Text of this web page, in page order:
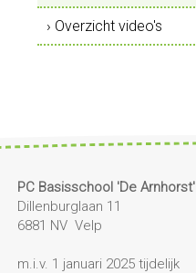
› Overzicht video's
PC Basisschool 'De Arnhorst'
Dillenburglaan 11
6881 NV Velp
m.i.v. 1 januari 2025 tijdelijk